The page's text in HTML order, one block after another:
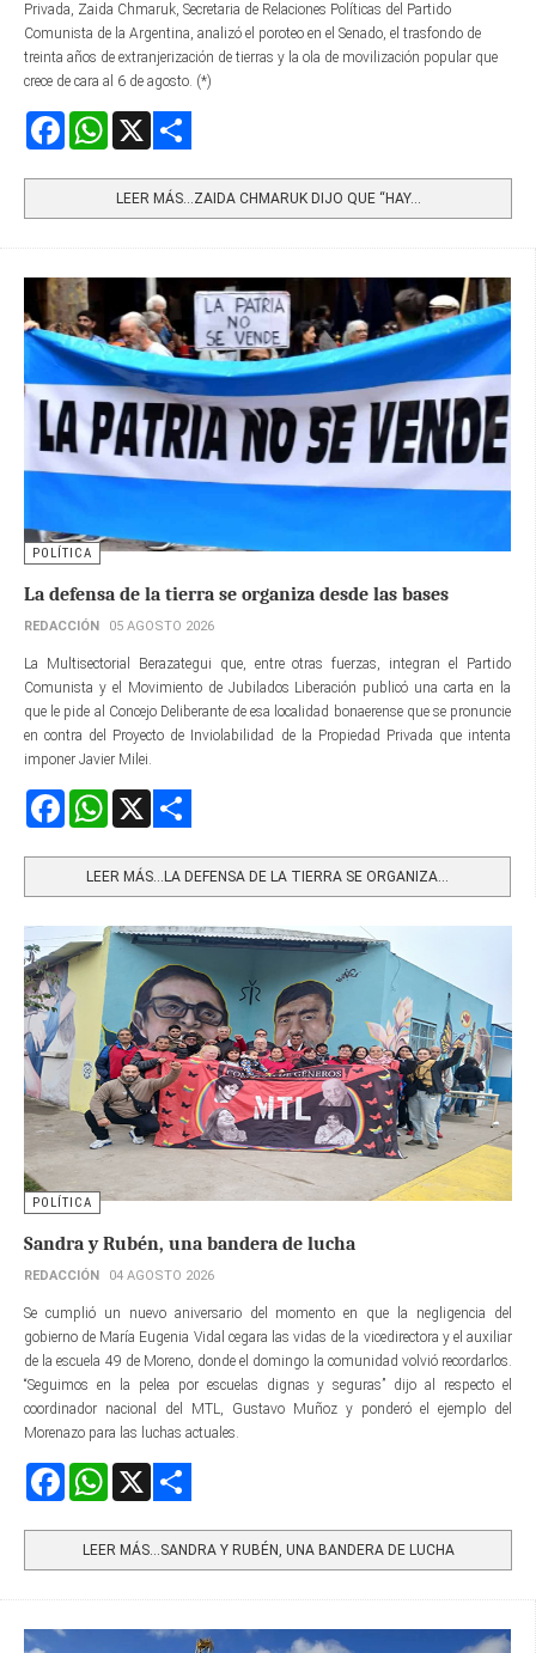
Privada, Zaida Chmaruk, Secretaria de Relaciones Políticas del Partido
Comunista de la Argentina, analizó el poroteo en el Senado, el trasfondo de
treinta años de extranjerización de tierras y la ola de movilización popular que
crece de cara al 6 de agosto. (*)
FacebookWhatsApp
LEER MÁS…ZAIDA CHMARUK DIJO QUE “HAY...
POLÍTICA
La defensa de la tierra se organiza desde las bases
REDACCIÓN 05 AGOSTO 2026
La Multisectorial Berazategui que, entre otras fuerzas, integran el Partido
Comunista y el Movimiento de Jubilados Liberación publicó una carta en la
que le pide al Concejo Deliberante de esa localidad bonaerense que se pronuncie
en contra del Proyecto de Inviolabilidad de la Propiedad Privada que intenta
imponer Javier Milei.
FacebookWhatsApp
LEER MÁS…LA DEFENSA DE LA TIERRA SE ORGANIZA...
POLÍTICA
Sandra y Rubén, una bandera de lucha
REDACCIÓN 04 AGOSTO 2026
Se cumplió un nuevo aniversario del momento en que la negligencia del
gobierno de María Eugenia Vidal cegara las vidas de la vicedirectora y el auxiliar
de la escuela 49 de Moreno, donde el domingo la comunidad volvió recordarlos.
“Seguimos en la pelea por escuelas dignas y seguras” dijo al respecto el
coordinador nacional del MTL, Gustavo Muñoz y ponderó el ejemplo del
Morenazo para las luchas actuales.
FacebookWhatsApp
LEER MÁS…SANDRA Y RUBÉN, UNA BANDERA DE LUCHA